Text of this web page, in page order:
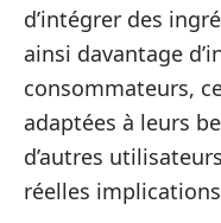
d’intégrer des
ainsi davantage
consommateurs,
adaptées à leurs
d’autres
réelles